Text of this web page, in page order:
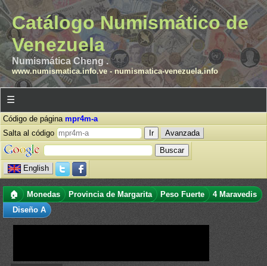
Catálogo Numismático de
Venezuela
Numismática Cheng .
www.numismatica.info.ve- numismatica-venezuela.info
☰
Código de página mpr4m-a
Salta al código
Avanzada
English
🏠 Monedas Provincia de Margarita Peso Fuerte
4 Maravedis
Diseño A